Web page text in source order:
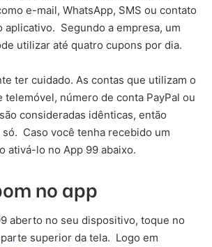
e-mail, WhatsApp, SMS ou contato
Segundo a empresa, um
utilizar até quatro cupons por dia.
ter cuidado. As contas que utilizam o
telemóvel, número de conta PayPal ou
consideradas idênticas, então
só. Caso você tenha recebido um
ativá-lo no App 99 abaixo.
no app
aberto no seu dispositivo, toque no
superior da tela. Logo em